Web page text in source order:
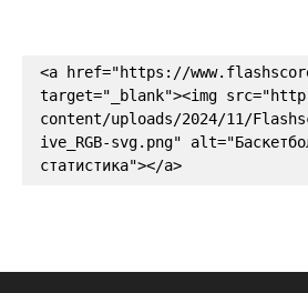
<a href="https://
target="_blank"><img
content/uploads/2024/11/
ive_RGB-svg.png"
статистика"></a>